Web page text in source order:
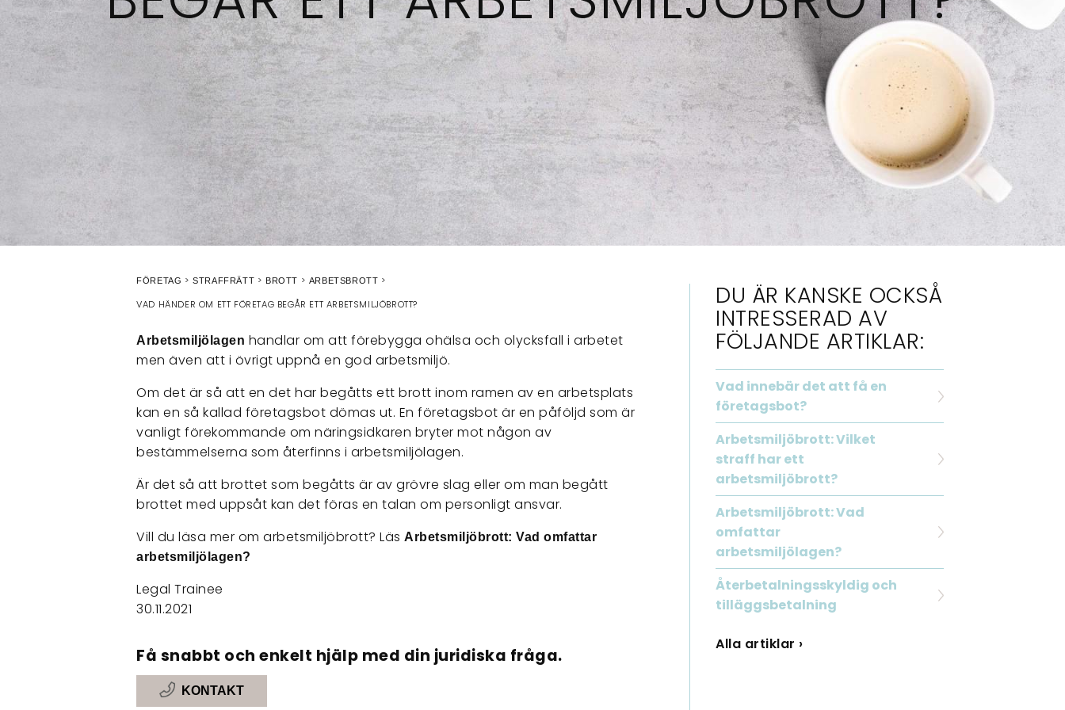
FÖRETAG STRAFFRÄTT BROTT ARBETSBROTT
VAD HÄNDER OM ETT FÖRETAG BEGÅR ETT ARBETSMILJÖBROTT?
Arbetsmiljölagen handlar om att förebygga ohälsa och olycksfall i arbetet
men även att i övrigt uppnå en god arbetsmiljö.
Om det är så att en det har begåtts ett brott inom ramen av en arbetsplats
kan en så kallad företagsbot dömas ut. En företagsbot är en påföljd som är
vanligt förekommande om näringsidkaren bryter mot någon av
bestämmelserna som återfinns i arbetsmiljölagen.
Är det så att brottet som begåtts är av grövre slag eller om man begått
brottet med uppsåt kan det föras en talan om personligt ansvar.
Vill du läsa mer om arbetsmiljöbrott? LäsArbetsmiljöbrott: Vad omfattar
arbetsmiljölagen?
Legal Trainee
30.11.2021
Få snabbt och enkelt hjälp med din juridiska fråga.
KONTAKT
DU ÄR KANSKE OCKSÅ
INTRESSERAD AV
FÖLJANDE ARTIKLAR:
Vad innebär det att få en
företagsbot?
Arbetsmiljöbrott: Vilket
straff har ett
arbetsmiljöbrott?
Arbetsmiljöbrott: Vad
omfattar
arbetsmiljölagen?
Återbetalningsskyldig och
tilläggsbetalning
Alla artiklar ›